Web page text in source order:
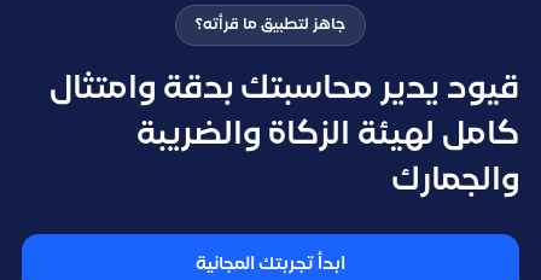
جاهز لتطبيق ما قرأته؟
قيود يدير محاسبتك بدقة وامتثال
كامل لهيئة الزكاة والضريبة
والجمارك
ابدأ تجربتك المجانية